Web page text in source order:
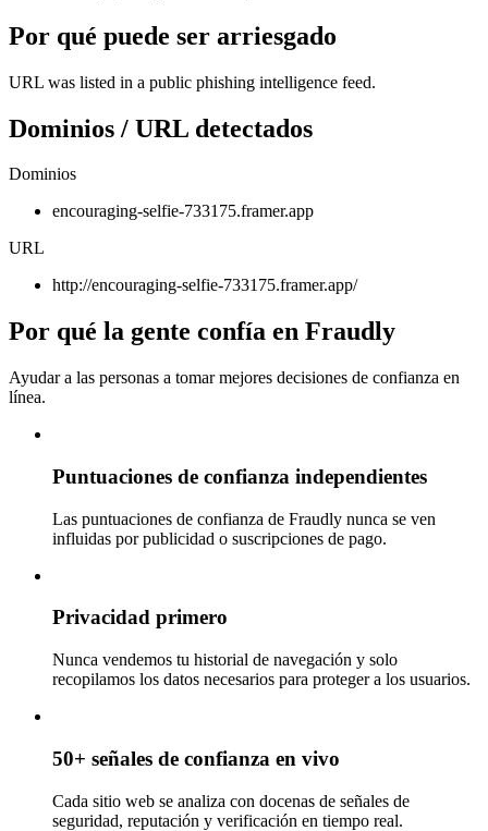
Por qué puede ser arriesgado
URL was listed in a public phishing intelligence feed.
Dominios / URL detectados
Dominios
encouraging-selfie-733175.framer.app
URL
http://encouraging-selfie-733175.framer.app/
Por qué la gente confía en Fraudly
Ayudar a las personas a tomar mejores decisiones de confianza en
línea.
Puntuaciones de confianza independientes
Las puntuaciones de confianza de Fraudly nunca se ven
influidas por publicidad o suscripciones de pago.
Privacidad primero
Nunca vendemos tu historial de navegación y solo
recopilamos los datos necesarios para proteger a los usuarios.
50+ señales de confianza en vivo
Cada sitio web se analiza con docenas de señales de
seguridad, reputación y verificación en tiempo real.